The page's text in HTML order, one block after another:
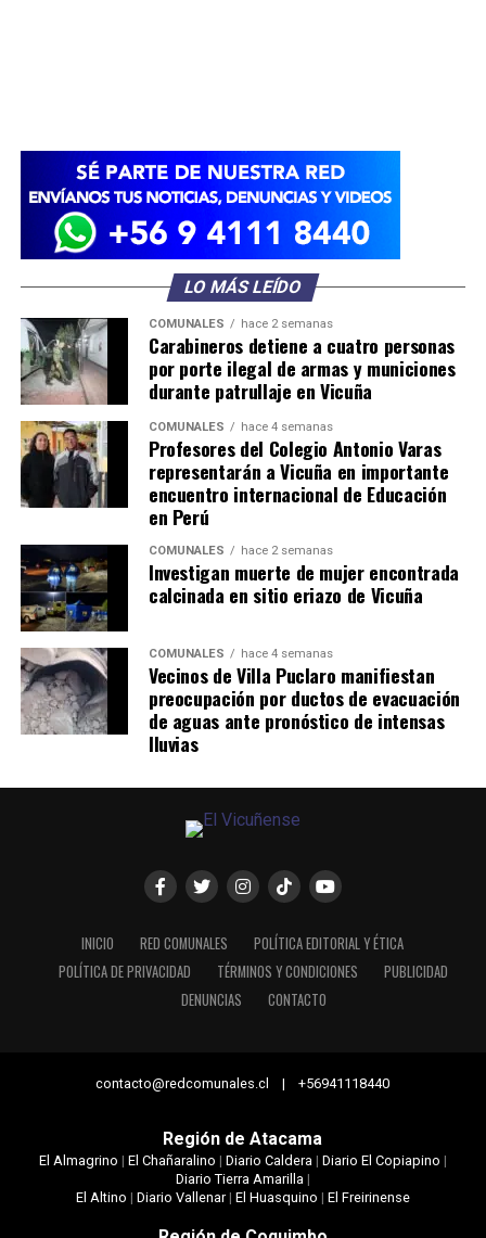
LO MÁS LEÍDO
COMUNALES hace 2 semanas
Carabineros detiene a cuatro personas
por porte ilegal de armas y municiones
durante patrullaje en Vicuña
COMUNALES hace 4 semanas
Profesores del Colegio Antonio Varas
representarán a Vicuña en importante
encuentro internacional de Educación
en Perú
COMUNALES hace 2 semanas
Investigan muerte de mujer encontrada
calcinada en sitio eriazo de Vicuña
COMUNALES hace 4 semanas
Vecinos de Villa Puclaro manifiestan
preocupación por ductos de evacuación
de aguas ante pronóstico de intensas
lluvias
INICIO RED COMUNALES
POLÍTICA EDITORIAL Y ÉTICA
POLÍTICA DE PRIVACIDAD
TÉRMINOS Y CONDICIONES
PUBLICIDAD
DENUNCIAS
CONTACTO
contacto@redcomunales.cl | +56941118440
Región de Atacama
El Almagrino | El Chañaralino | Diario Caldera| Diario El Copiapino |
Diario Tierra Amarilla|
El Altino | Diario Vallenar| El Huasquino | El Freirinense